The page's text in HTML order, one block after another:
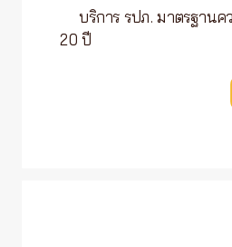
บริการ รปภ. มาตรฐาน
20 ปี